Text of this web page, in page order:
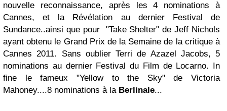
nouvelle reconnaissance, après les 4 nominations à
Cannes, et la Révélation au dernier Festival de
Sundance..ainsi que pour "Take Shelter" de Jeff Nichols
ayant obtenu le Grand Prix de la Semaine de la critique à
Cannes 2011. Sans oublier Terri de Azazel Jacobs, 5
nominations au dernier Festival du Film de Locarno. In
fine le fameux "Yellow to the Sky"de Victoria
Mahoney....8 nominations à la Berlinale...